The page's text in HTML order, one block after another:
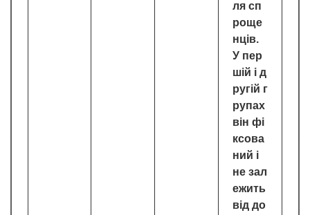
ля сп
роще
нців.
У пер
шій і д
ругій г
рупах
він фі
ксова
ний і
не зал
ежить
від до